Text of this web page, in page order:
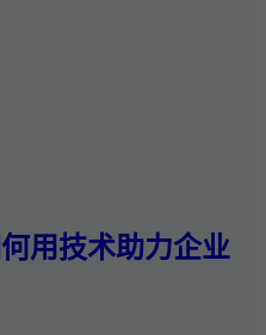
用技术助力企业